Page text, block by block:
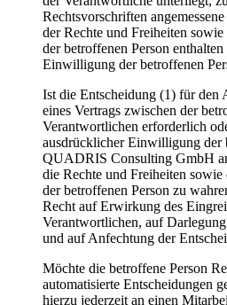
Rechtsvorschriften
der Rechte und Freiheiten sowie
der betroffenen Person
Einwilligung der betroffenen
Ist die Entscheidung (1) für den
eines Vertrags zwischen der
Verantwortlichen erforderlich
ausdrücklicher Einwilligung der
QUADRIS Consulting GmbH
die Rechte und Freiheiten sowie
der betroffenen Person zu
Recht auf Erwirkung des
Verantwortlichen, auf
und auf Anfechtung der
Möchte die betroffene Person
automatisierte Entscheidungen
hierzu jederzeit an einen